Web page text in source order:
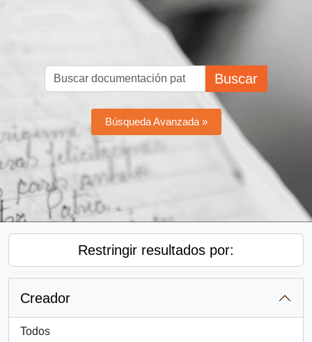
Buscar
Búsqueda Avanzada »
Restringir resultados por:
Creador
Todos